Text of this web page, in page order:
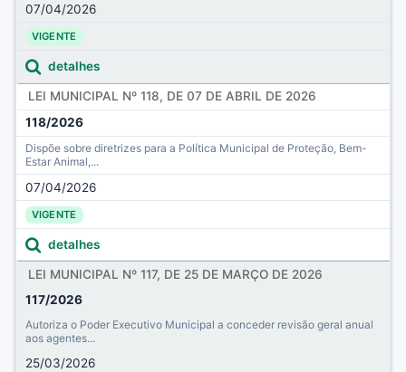
07/04/2026
VIGENTE
detalhes
LEI MUNICIPAL Nº 118, DE 07 DE ABRIL DE 2026
118/2026
Dispõe sobre diretrizes para a Política Municipal de Proteção, Bem-
Estar Animal,...
07/04/2026
VIGENTE
detalhes
LEI MUNICIPAL Nº 117, DE 25 DE MARÇO DE 2026
117/2026
Autoriza o Poder Executivo Municipal a conceder revisão geral anual
aos agentes...
25/03/2026